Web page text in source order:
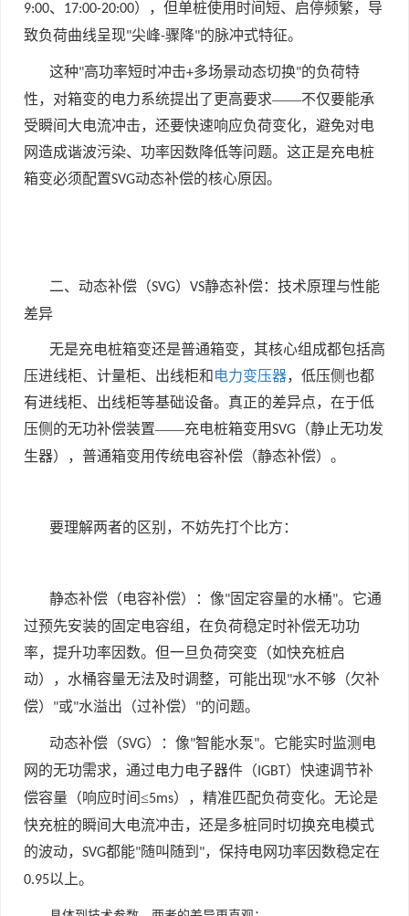
9:00、 17:00-20:00），但单桩使用时间短、启停频繁，导
致负荷曲线呈现"尖峰-骤降"的脉冲式特征。
这种"高功率短时冲击+多场景动态切换"的负荷特
性，对箱变的电力系统提出了更高要求——不仅要能承
受瞬间大电流冲击，还要快速响应负荷变化，避免对电
网造成谐波污染、功率因数降低等问题。这正是充电桩
箱变必须配置SVG动态补偿的核心原因。
二、动态补偿（SVG） VS静态补偿：技术原理与性能
差异
无是充电桩箱变还是普通箱变，其核心组成都包括高
压进线柜、计量柜、出线柜和 电力变压器，低压侧也都
有进线柜、出线柜等基础设备。真正的差异点，在于低
压侧的无功补偿装置——充电桩箱变用SVG （静止无功发
生器），普通箱变用传统电容补偿（静态补偿）。
要理解两者的区别，不妨先打个比方：
静态补偿（电容补偿）：像"固定容量的水桶"。它通
过预先安装的固定电容组，在负荷稳定时补偿无功功
率，提升功率因数。但一旦负荷突变（如快充桩启
动），水桶容量无法及时调整，可能出现"水不够（欠补
偿） "或"水溢出（过补偿） "的问题。
动态补偿（SVG）：像"智能水泵"。它能实时监测电
网的无功需求，通过电力电子器件（IGBT ）快速调节补
偿容量（响应时间≤5ms），精准匹配负荷变化。无论是
快充桩的瞬间大电流冲击，还是多桩同时切换充电模式
的波动， SVG都能"随叫随到 "，保持电网功率因数稳定在
0.95以上。